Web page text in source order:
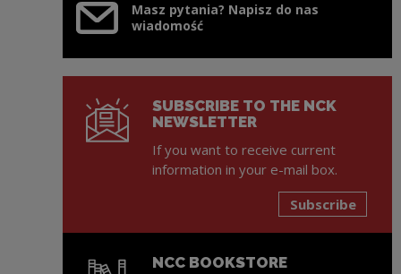
Masz pytania? Napisz do nas
wiadomość
SUBSCRIBE TO THE NCK
NEWSLETTER
If you want to receive current
information in your e-mail box.
Subscribe
NCC BOOKSTORE